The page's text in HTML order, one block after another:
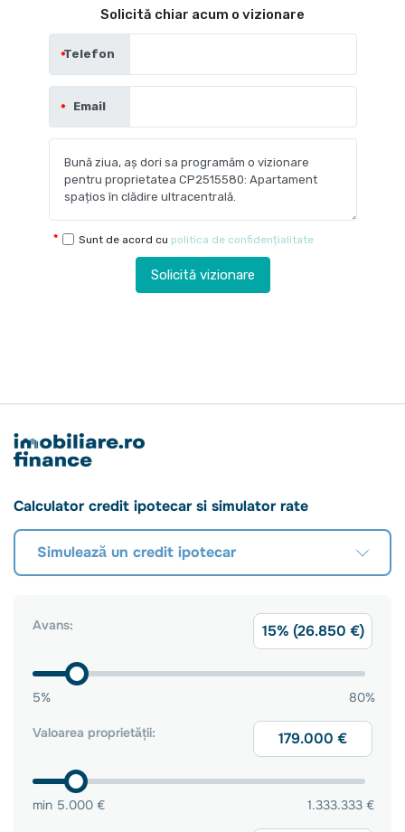
Solicită chiar acum o vizionare
Telefon
Email
Sunt de acord cu politica de confidențialitate
Solicită vizionare